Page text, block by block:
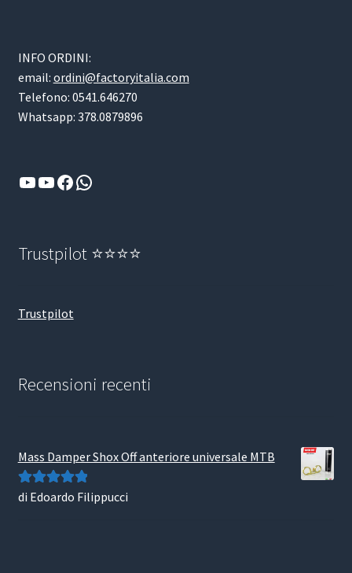
INFO ORDINI:
email: ordini@factoryitalia.com
Telefono: 0541.646270
Whatsapp: 378.0879896
YouTube
YouTube
Facebook
WhatsApp
Trustpilot ⭐⭐⭐⭐
Trustpilot
Recensioni recenti
Mass Damper Shox Off anteriore universale MTB
Valutato5su
di Edoardo Filippucci